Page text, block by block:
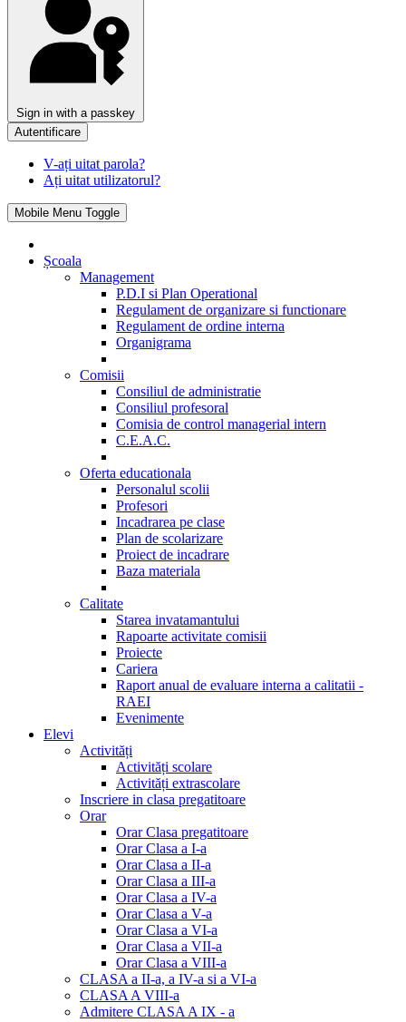
Sign in with a passkey
Autentificare
V-ați uitat parola?
Ați uitat utilizatorul?
Mobile Menu Toggle
Școala
Management
P.D.I si Plan Operational
Regulament de organizare si functionare
Regulament de ordine interna
Organigrama
Comisii
Consiliul de administratie
Consiliul profesoral
Comisia de control managerial intern
C.E.A.C.
Oferta educationala
Personalul scolii
Profesori
Incadrarea pe clase
Plan de scolarizare
Proiect de incadrare
Baza materiala
Calitate
Starea invatamantului
Rapoarte activitate comisii
Proiecte
Cariera
Raport anual de evaluare interna a calitatii -
RAEI
Evenimente
Elevi
Activități
Activități scolare
Activități extrascolare
Inscriere in clasa pregatitoare
Orar
Orar Clasa pregatitoare
Orar Clasa a I-a
Orar Clasa a II-a
Orar Clasa a III-a
Orar Clasa a IV-a
Orar Clasa a V-a
Orar Clasa a VI-a
Orar Clasa a VII-a
Orar Clasa a VIII-a
CLASA a II-a, a IV-a si a VI-a
CLASA A VIII-a
Admitere CLASA A IX - a